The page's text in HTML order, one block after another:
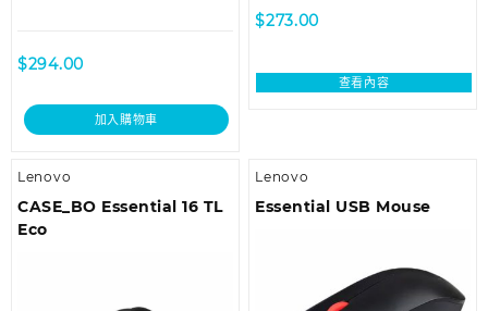
$294.00
加入購物車
$273.00
查看內容
Lenovo
CASE_BO Essential 16 TL
Eco
Lenovo
Essential USB Mouse